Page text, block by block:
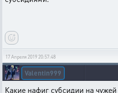
17 Апреля 2019 20:57:48
Valentin999
Какие нафиг субсидии на